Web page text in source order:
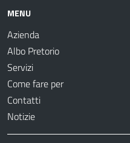
MENU
Azienda
Albo Pretorio
Servizi
Come fare per
Contatti
Notizie